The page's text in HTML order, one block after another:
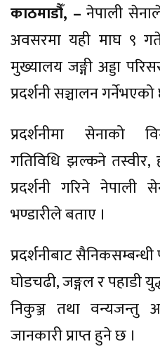
काठमाडौँ, – नेपाली
अवसरमा यही माघ ९
मुख्यालय जङ्गी अड्डा
प्रदर्शनी सञ्चालन
प्रदर्शनीमा सेनाको
गतिविधि झल्कने
प्रदर्शनी गरिने नेपाली
भण्डारीले बताए ।
प्रदर्शनीबाट
घोडचढी, जङ्गल र पहाडी
निकुञ्ज तथा वन्यजन्तु
जानकारी प्राप्त हुने छ ।